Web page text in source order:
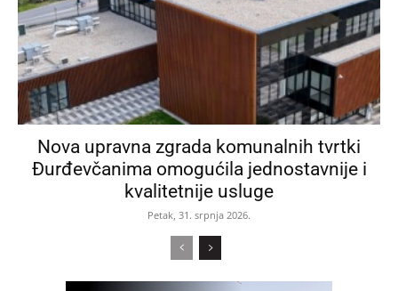
Nova upravna zgrada komunalnih tvrtki
Đurđevčanima omogućila jednostavnije i
kvalitetnije usluge
Petak, 31. srpnja 2026.